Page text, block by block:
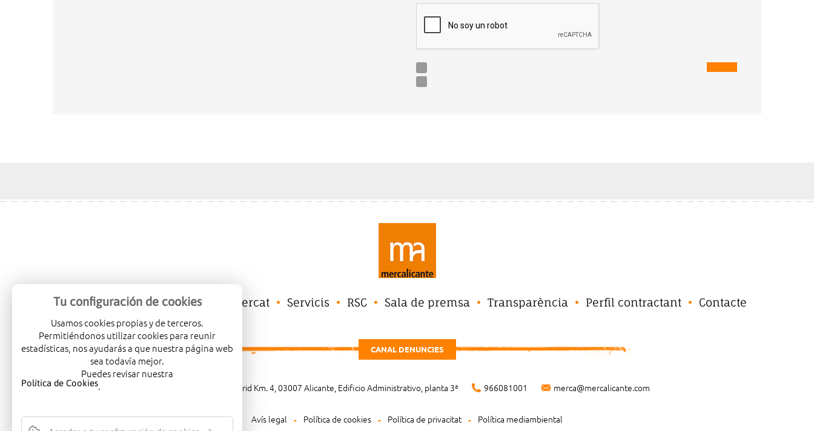
Mercalicante Empreses Mercat Servicis RSC Sala de premsa Transparència Perfil contractant Contacte
CANAL DENUNCIES
Carretera de Madrid Km. 4, 03007 Alicante, Edificio Administrativo, planta 3ª 966081001 merca@mercalicante.com
Avís legal Política de cookies Política de privacitat Política mediambiental
Tu configuración de cookies
Usamos cookies propias y de terceros.
Permitiéndonos utilizar cookies para reunir
estadísticas, nos ayudarás a que nuestra página web
sea todavía mejor.
Puedes revisar nuestra
Política de Cookies.